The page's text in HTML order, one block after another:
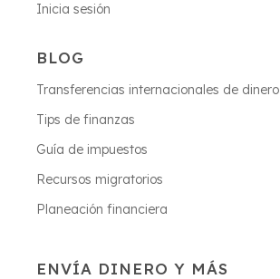
Inicia sesión
BLOG
Transferencias internacionales de dinero
Tips de finanzas
Guía de impuestos
Recursos migratorios
Planeación financiera
ENVÍA DINERO Y MÁS